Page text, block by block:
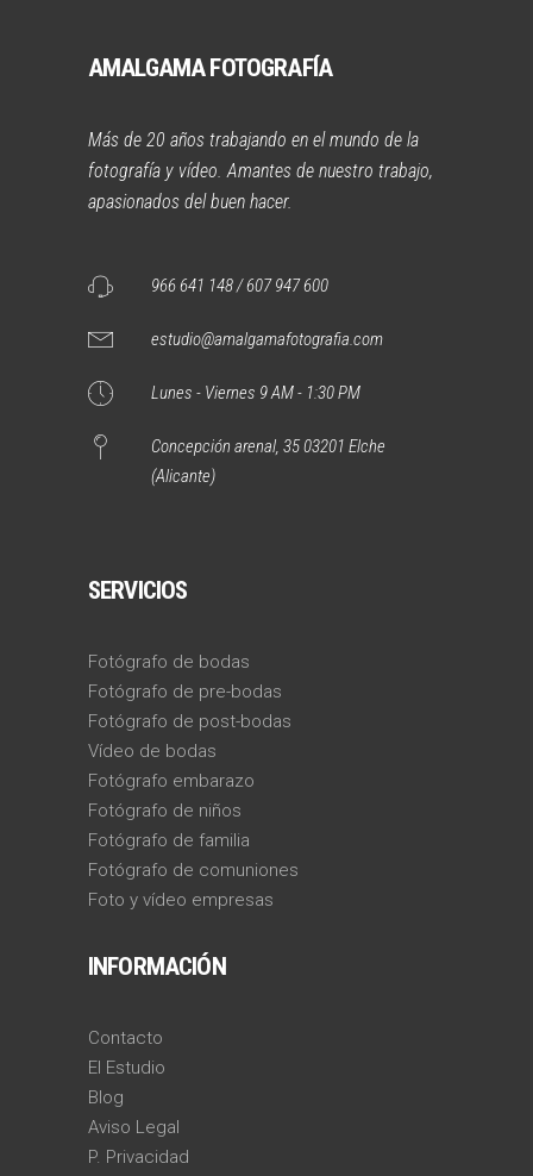
AMALGAMA FOTOGRAFÍA
Más de 20 años trabajando en el mundo de la
fotografía y vídeo. Amantes de nuestro trabajo,
apasionados del buen hacer.
966 641 148 / 607 947 600
estudio@amalgamafotografia.com
Lunes - Viernes 9 AM - 1:30 PM
Concepción arenal, 35 03201 Elche
(Alicante)
SERVICIOS
Fotógrafo de bodas
Fotógrafo de pre-bodas
Fotógrafo de post-bodas
Vídeo de bodas
Fotógrafo embarazo
Fotógrafo de niños
Fotógrafo de familia
Fotógrafo de comuniones
Foto y vídeo empresas
INFORMACIÓN
Contacto
El Estudio
Blog
Aviso Legal
P. Privacidad